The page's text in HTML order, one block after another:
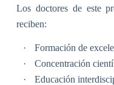
Los doctores de este
reciben:
·
Formación de
·
Concentración
·
Educación